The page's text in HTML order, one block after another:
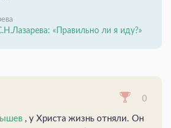
«Правильно ли я иду?»
0
, у Христа жизнь отняли. Он